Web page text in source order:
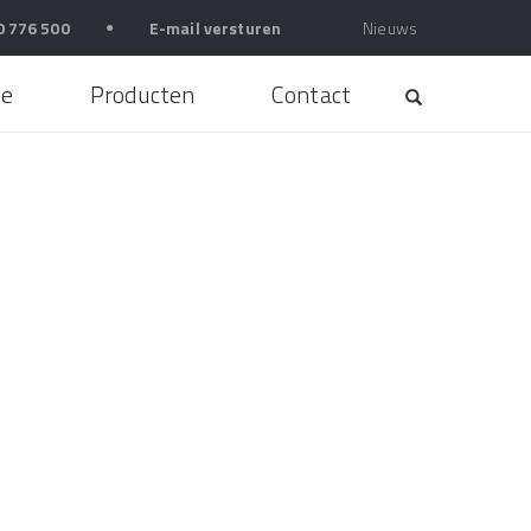
776 500 ● E-mail versturen Nieuws
Producten Contact